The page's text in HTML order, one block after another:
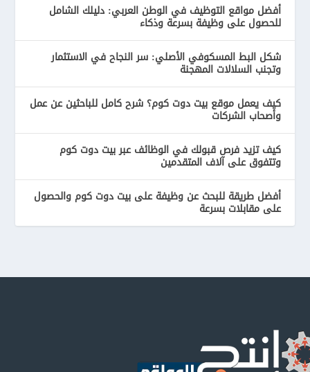
أفضل مواقع التوظيف في الوطن العربي: دليلك الشامل
للحصول على وظيفة بسرعة وذكاء
شكل البط المسكوفي الأصلي: سر النجاح في الاستثمار
وتجنب السلالات المهجنة
كيف يعمل موقع بيت دوت كوم؟ شرح كامل للباحثين عن عمل
وأصحاب الشركات
كيف تزيد فرص قبولك في الوظائف عبر بيت دوت كوم
وتتفوق على آلاف المتقدمين
أفضل طريقة للبحث عن وظيفة على بيت دوت كوم والحصول
على مقابلات بسرعة